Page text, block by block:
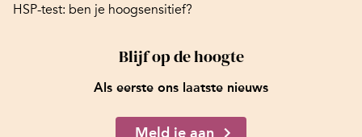
HSP-test: ben je hoogsensitief?
Blijf op de hoogte
Als eerste ons laatste nieuws
Meld je aan